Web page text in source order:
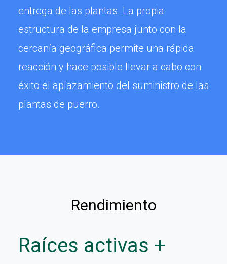
entrega de las plantas. La propia
estructura de la empresa junto con la
cercanía geográfica permite una rápida
reacción y hace posible llevar a cabo con
éxito el aplazamiento del suministro de las
plantas de puerro.
Rendimiento
Raíces activas +